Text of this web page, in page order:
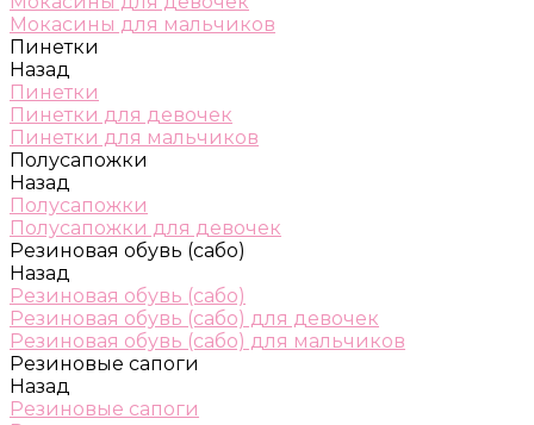
Мокасины для мальчиков
Пинетки
Назад
Пинетки
Пинетки для девочек
Пинетки для мальчиков
Полусапожки
Назад
Полусапожки
Полусапожки для девочек
Резиновая обувь (сабо)
Назад
Резиновая обувь (сабо)
Резиновая обувь (сабо) для девочек
Резиновая обувь (сабо) для мальчиков
Резиновые сапоги
Назад
Резиновые сапоги